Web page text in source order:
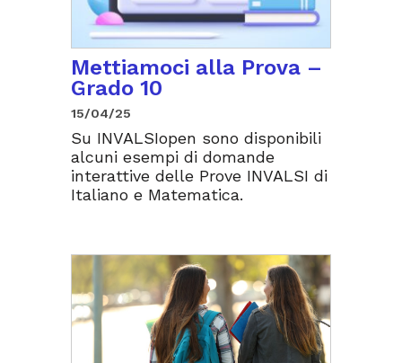
Mettiamoci alla Prova –
Grado 10
15/04/25
Su INVALSIopen sono disponibili
alcuni esempi di domande
interattive delle Prove INVALSI di
Italiano e Matematica.